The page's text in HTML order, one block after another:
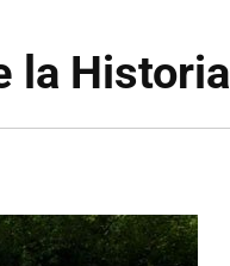
la Historia